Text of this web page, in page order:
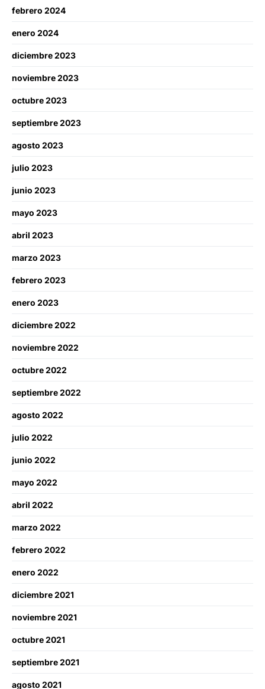
febrero 2024
enero 2024
diciembre 2023
noviembre 2023
octubre 2023
septiembre 2023
agosto 2023
julio 2023
junio 2023
mayo 2023
abril 2023
marzo 2023
febrero 2023
enero 2023
diciembre 2022
noviembre 2022
octubre 2022
septiembre 2022
agosto 2022
julio 2022
junio 2022
mayo 2022
abril 2022
marzo 2022
febrero 2022
enero 2022
diciembre 2021
noviembre 2021
octubre 2021
septiembre 2021
agosto 2021